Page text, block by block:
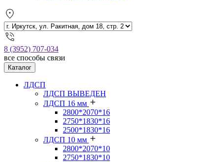
8 (3952) 707-034
все способы связи
Каталог
ЛДСП
ЛДСП ВЫВЕДЕН
ЛДСП 16 мм
2800*2070*16
2750*1830*16
2500*1830*16
ЛДСП 10 мм
2800*2070*10
2750*1830*10